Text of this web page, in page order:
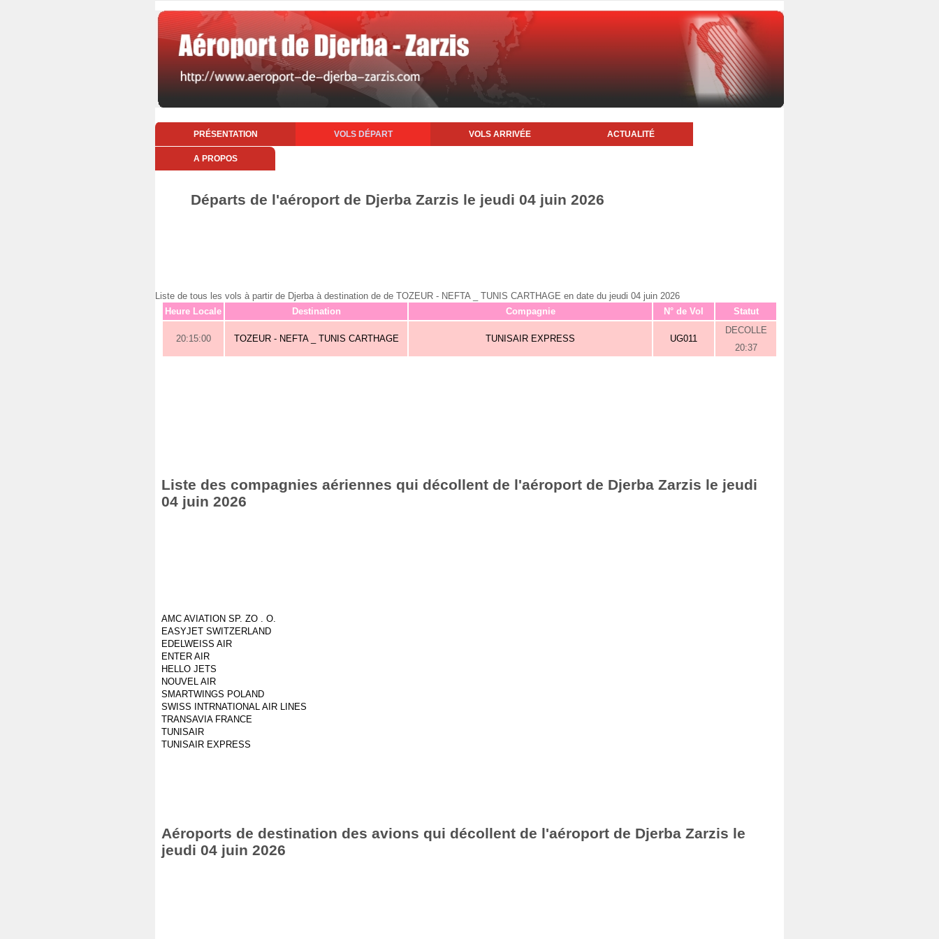
PRÉSENTATION VOLS DÉPART VOLS ARRIVÉE ACTUALITÉ
A PROPOS
Départs de l'aéroport de Djerba Zarzis le jeudi 04 juin 2026
Liste de tous les vols à partir de Djerba à destination de de TOZEUR - NEFTA _ TUNIS CARTHAGE en date du jeudi 04 juin 2026
Heure Locale
Destination Compagnie N° de Vol Statut
20:15:00 TOZEUR - NEFTA _ TUNIS CARTHAGE TUNISAIR EXPRESS UG011
DECOLLE
20:37
Liste des compagnies aériennes qui décollent de l'aéroport de Djerba Zarzis le jeudi
04 juin 2026
AMC AVIATION SP. ZO . O.
EASYJET SWITZERLAND
EDELWEISS AIR
ENTER AIR
HELLO JETS
NOUVEL AIR
SMARTWINGS POLAND
SWISS INTRNATIONAL AIR LINES
TRANSAVIA FRANCE
TUNISAIR
TUNISAIR EXPRESS
Aéroports de destination des avions qui décollent de l'aéroport de Djerba Zarzis le
jeudi 04 juin 2026